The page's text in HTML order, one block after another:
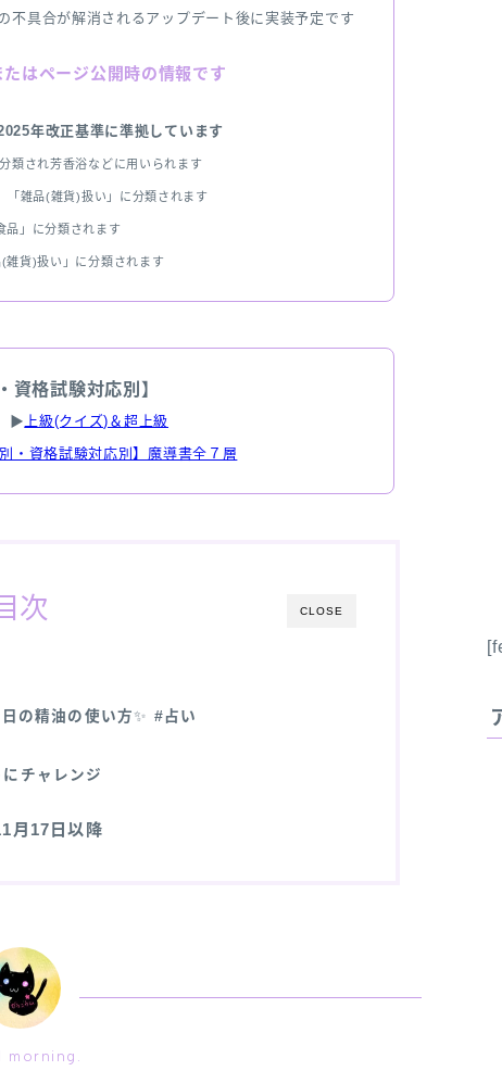
不具合が解消されるアップデート後に実装予定です
はページ公開時の情報です
年改正基準に準拠しています
類され芳香浴などに用いられます
「雑品(雑貨)扱い」に分類されます
品」に分類されます
雑貨)扱い」に分類されます
資格試験対応別】
▶ 上級(クイズ)＆超上級
・資格試験対応別】魔導書全７層
CLOSE
次
の精油の使い方✨ #占い
チャレンジ
月17日以降
morning.